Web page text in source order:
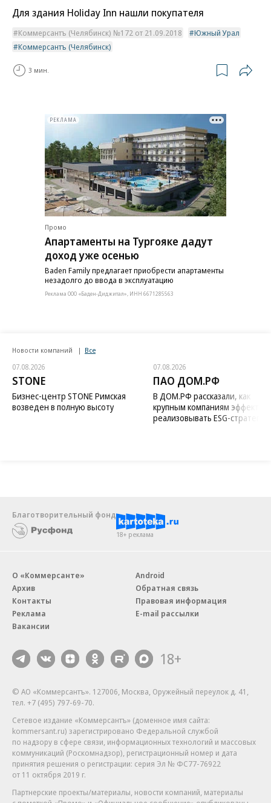
Для здания Holiday Inn нашли покупателя
Коммерсантъ (Челябинск) №172 от 21.09.2018
Южный Урал
Коммерсантъ (Челябинск)
3 мин.
Промо
Апартаменты на Тургояке дадут
доход уже осенью
Baden Family предлагает приобрести апартаменты
незадолго до ввода в эксплуатацию
Реклама ООО «Баден-Диджитал», ИНН 6671285563
РЕКЛАМА
Новости компаний Все
07.08.2026
STONE
Бизнес-центр STONE Римская
возведен в полную высоту
07.08.2026
ПАО ДОМ.РФ
В ДОМ.РФ рассказали, как
крупным компаниям
реализовывать ESG-стратегию
Благотворительный фонд
18+ реклама
О «Коммерсанте»
Архив
Контакты
Реклама
Вакансии
Android
Обратная связь
Правовая информация
E-mail рассылки
18+
© АО «Коммерсантъ». 127006, Москва, Оружейный переулок д. 41,
тел. +7 (495) 797-69-70.
Сетевое издание «Коммерсантъ» (доменное имя сайта:
kommersant.ru) зарегистрировано Федеральной службой
по надзору в сфере связи, информационных технологий и массовых
коммуникаций (Роскомнадзор), регистрационный номер и дата
принятия решения о регистрации: серия Эл № ФС77-76922
от 11 октября 2019 г.
Партнерские проекты/материалы, новости компаний, материалы